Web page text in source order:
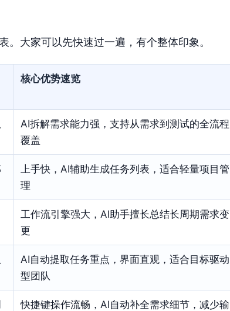
大家可以先快速过一遍，有个整体印象。
核心优势速览
AI拆解需求能力强，支持从需求到测试的全流程
覆盖
上手快，AI辅助生成任务列表，适合轻量项目管
理
工作流引擎强大，AI助手擅长总结长周期需求变
更
AI自动提取任务重点，界面直观，适合目标驱动
型团队
快捷键操作流畅，AI自动补全需求细节，减少输